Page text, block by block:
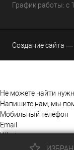
График работы: с
Создание сайта —
Не можете найти
Напишите нам, мы
Мобильный телефон
Email
Whatsapp
Whatsapp